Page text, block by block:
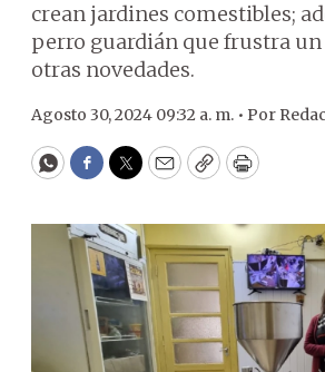
crean jardines comestibles;
perro guardián que frustra un
otras novedades.
Agosto 30, 2024 09:32 a. m. • Por
WhatsApp
Facebook
Twitter
EmailCopyPrint